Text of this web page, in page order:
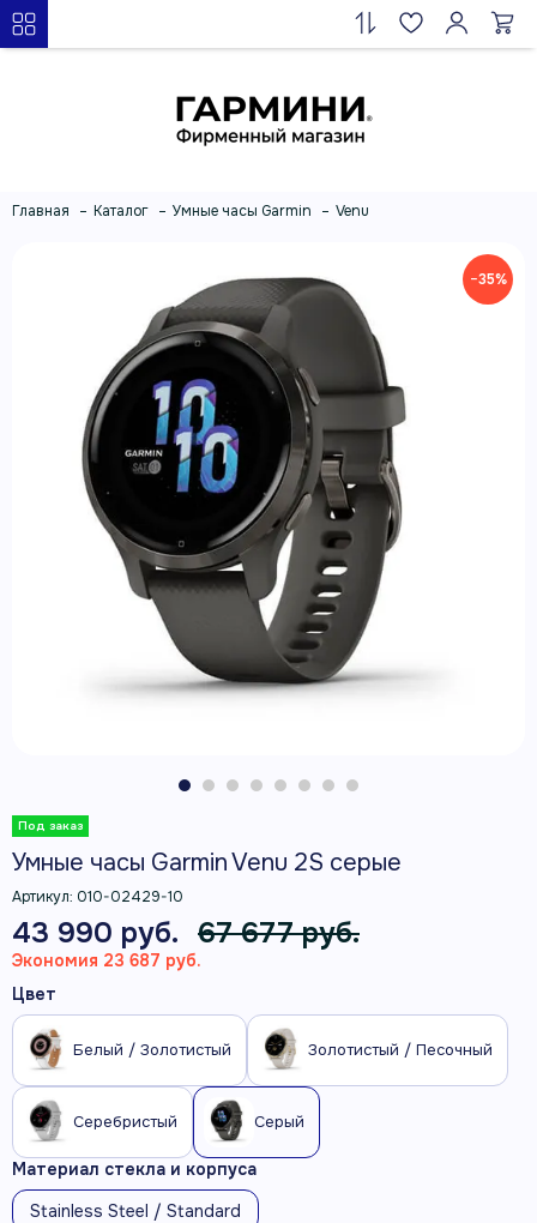
Главная Каталог Умные часы Garmin Venu
−35%
Умные часы Garmin Venu 2S серые
Артикул: 010-02429-10
43 990 руб. 67 677 руб.
Экономия 23 687 руб.
Цвет
Белый / Золотистый Золотистый / Песочный
Серебристый Серый
Материал стекла и корпуса
Stainless Steel / Standard